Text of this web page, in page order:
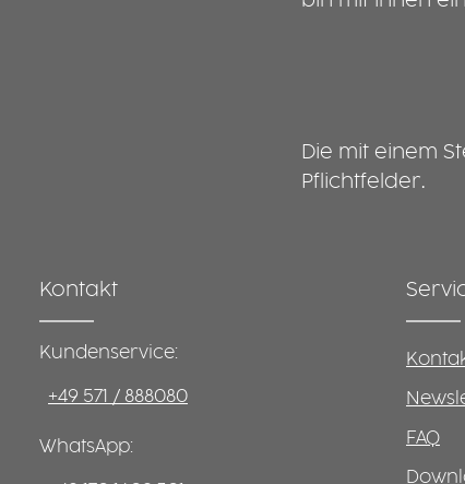
Die mit einem
Pflichtfelder.
Kontakt
Kundenservice:
+49 571 / 888080
WhatsApp: FAQ